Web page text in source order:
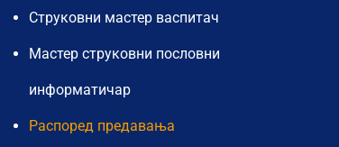
Струковни мастер васпитач
Мастер струковни пословни
информатичар
Распоред предавања